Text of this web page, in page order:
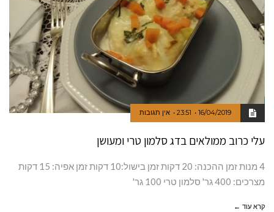
16/04/2019
23:51 אין תגובות
עלי כרוב ממולאים בדג סלמון טרי ומעושן
4 מנות זמן ההכנה: 20 דקות זמן בישול:10 דקות זמן אפיה: 15 דקות
מצרכים: 400 גר' סלמון טרי 100 גר'
קרא עוד ←